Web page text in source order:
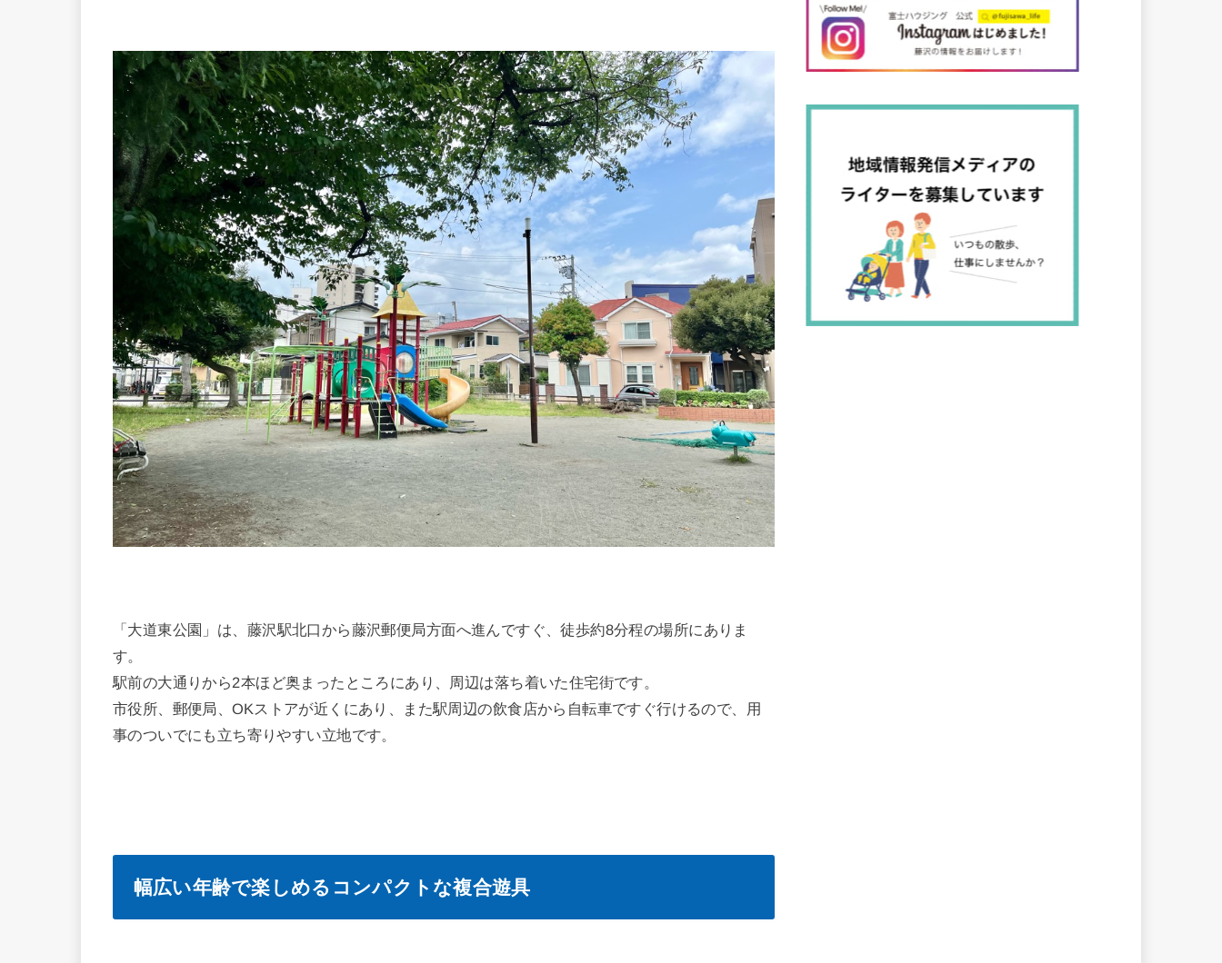
「大道東公園」は、藤沢駅北口から藤沢郵便局方面へ進んですぐ、徒歩約8分程の場所にありま
す。
駅前の大通りから2本ほど奥まったところにあり、周辺は落ち着いた住宅街です。
市役所、郵便局、OKストアが近くにあり、また駅周辺の飲食店から自転車ですぐ行けるので、用
事のついでにも立ち寄りやすい立地です。
幅広い年齢で楽しめるコンパクトな複合遊具